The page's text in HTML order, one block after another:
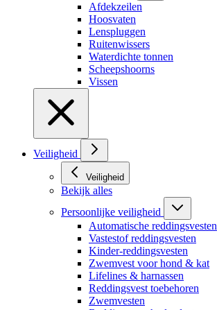
Afdekzeilen
Hoosvaten
Lenspluggen
Ruitenwissers
Waterdichte tonnen
Scheepshoorns
Vissen
Veiligheid
Veiligheid
Bekijk alles
Persoonlijke veiligheid
Automatische reddingsvesten
Vastestof reddingsvesten
Kinder-reddingsvesten
Zwemvest voor hond & kat
Lifelines & harnassen
Reddingsvest toebehoren
Zwemvesten